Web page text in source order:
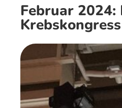
Februar 2024: